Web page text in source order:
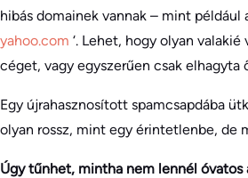
hibás domainek vannak – mint például
yahoo.com ‘. Lehet, hogy olyan
céget, vagy egyszerűen csak elhagyta
Egy újrahasznosított spamcsapdába
olyan rossz, mint egy érintetlenbe, de
Úgy tűnhet, mintha nem lennél óvatos